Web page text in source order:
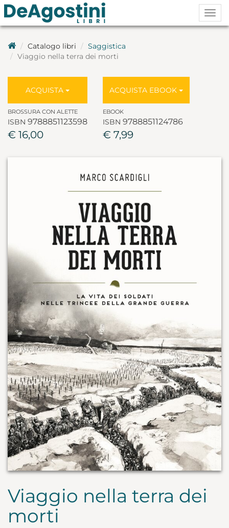
Catalogo libri
Saggistica
Viaggio nella terra dei morti
ACQUISTA
BROSSURA CON ALETTE
ISBN 9788851123598
€ 16,00
ACQUISTA EBOOK
EBOOK
ISBN 9788851124786
€ 7,99
Viaggio nella terra dei
morti